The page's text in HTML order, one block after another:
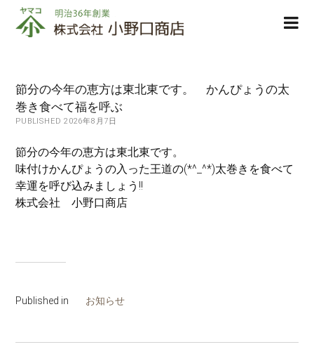
株
式
小
野
口
店
節分の今年の恵方は東北東です。 かんぴょうの太
巻き食べて福を呼ぶ
PUBLISHED 2026年8月7日
節分の今年の恵方は東北東です。
味付けかんぴょうの入った王道の(*^_^*)太巻きを食べて
幸運を呼び込みましょう!!
株式会社 小野口商店
Published in お知らせ